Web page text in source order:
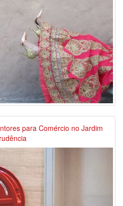
para Comércio no Jardim